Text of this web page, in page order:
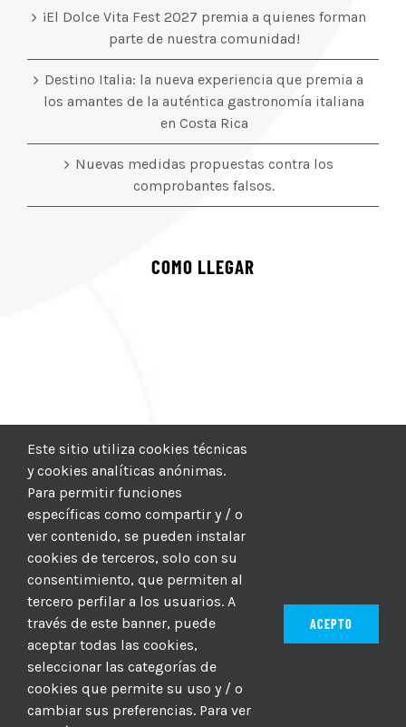
¡El Dolce Vita Fest 2027 premia a quienes forman
parte de nuestra comunidad!
Destino Italia: la nueva experiencia que premia a
los amantes de la auténtica gastronomía italiana
en Costa Rica
Nuevas medidas propuestas contra los
comprobantes falsos.
COMO LLEGAR
© 2012–2025 |CICIC| Hosting: Hosting Para PYMES
MBAGIO.COM
| Todos los derechos reservados
Este sitio utiliza cookies técnicas
y cookies analíticas anónimas.
Para permitir funciones
específicas como compartir y / o
ver contenido, se pueden instalar
cookies de terceros, solo con su
consentimiento, que permiten al
tercero perfilar a los usuarios. A
través de este banner, puede
aceptar todas las cookies,
seleccionar las categorías de
cookies que permite su uso y / o
cambiar sus preferencias. Para ver
ACEPTO